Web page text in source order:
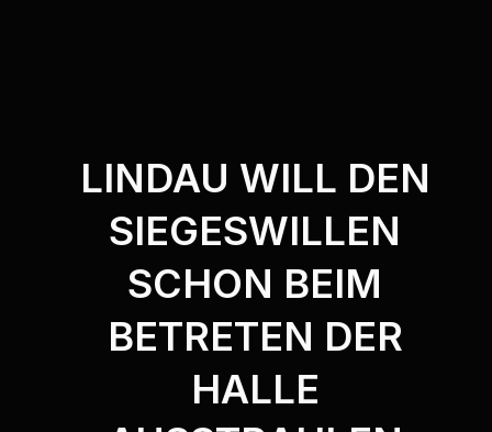
LINDAU WILL DEN
SIEGESWILLEN
SCHON BEIM
BETRETEN DER
HALLE